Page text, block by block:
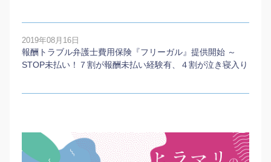
2019年08月16日
報酬トラブル弁護士費用保険『フリーガル』提供開始 ～
STOP未払い！７割が報酬未払い経験有、４割が泣き寝入り